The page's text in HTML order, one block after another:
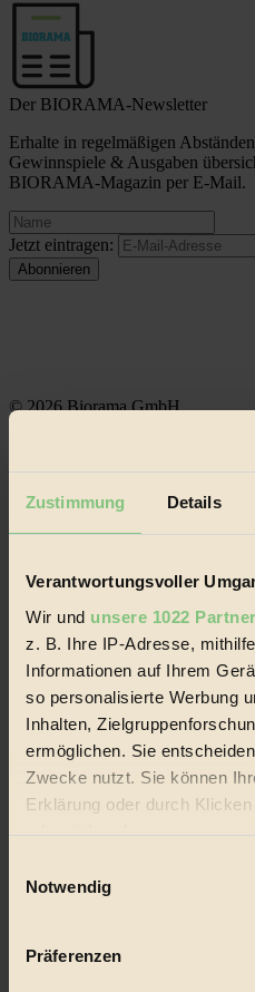
Zustimmung Details
Verantwortungsvoller
Wir und unsere 1022 Partner
z. B. Ihre IP-Adresse,
Informationen auf Ihrem
so personalisierte Werbung
Inhalten,
ermöglichen. Sie
Zwecke nutzt. Sie können
Erklärung oder durch
oder widerrufen
Wenn Sie es erlauben,
Ihr Gerät durch
Notwendig
Präferenzen
Der BIORAMA-Newsletter
Erhalte in regelmäßigen
Gewinnspiele & Ausgaben
BIORAMA-Magazin per E-Mail.
Jetzt eintragen:
© 2026 Biorama GmbH
Handels mit Bioprodukten, des
Social Media
22.601 Fans auf Facebook
3.415 Follower auf Twitter
Folge uns auf Instagram
Themen
Bio
Vegan